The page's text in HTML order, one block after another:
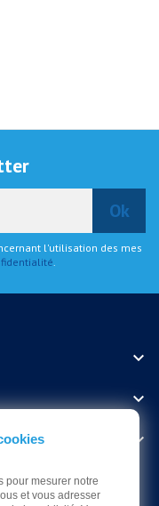
l'utilisation des mes



pour mesurer notre
et vous adresser